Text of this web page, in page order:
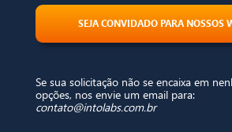
SEJA CONVIDADO PARA NOSSOS
Se sua solicitação não se encaixa em
opções, nos envie um email para:
contato@intolabs.com.br